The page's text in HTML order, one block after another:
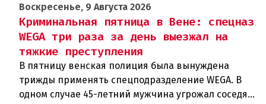
Воскресенье, 9 Августа 2026
Криминальная пятница в Вене: спецназ
WEGA три раза за день выезжал на
тяжкие преступления
В пятницу венская полиция была вынуждена
трижды применять спецподразделение WEGA. В
одном случае 45-летний мужчина угрожал соседям